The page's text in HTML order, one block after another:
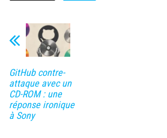
GitHub contre-
attaque avec un
CD-ROM : une
réponse ironique
à Sony